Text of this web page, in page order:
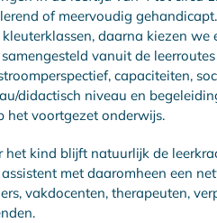
of meervoudig
daarna kiezen we
vanuit de leerroutes
capaciteiten,
didactisch niveau en
het voortgezet onderwijs.
het kind blijft natuurlijk de
met daaromheen een
vakdocenten, therapeuten,